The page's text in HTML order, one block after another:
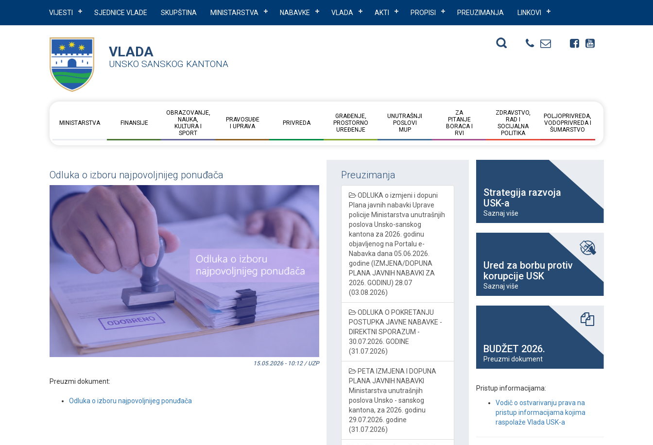
VIJESTI SJEDNICE VLADE SKUPŠTINA MINISTARSTVA NABAVKE VLADA AKTI PROPISI PREUZIMANJA LINKOVI
VLADA
UNSKO SANSKOG KANTONA
MINISTARSTVA FINANSIJE
OBRAZOVANJE,
NAUKA,
KULTURA I
SPORT
PRAVOSUĐE
I UPRAVA
PRIVREDA
GRAĐENJE,
PROSTORNO
UREĐENJE
UNUTRAŠNJI
POSLOVI
MUP
ZA
PITANJE
BORACA I
RVI
ZDRAVSTVO,
RAD I
SOCIJALNA
POLITIKA
POLJOPRIVREDA,
VODOPRIVREDA I
ŠUMARSTVO
Odluka o izboru najpovoljnijeg ponuđača
15.05.2026 - 10:12 / UZP
Preuzmi dokument:
Odluka o izboru najpovoljnijeg ponuđača
Preuzimanja
ODLUKA o izmjeni i dopuni
Plana javnih nabavki Uprave
policije Ministarstva unutrašnjih
poslova Unsko-sanskog
kantona za 2026. godinu
objavljenog na Portalu e-
Nabavka dana 05.06.2026.
godine (IZMJENA/DOPUNA
PLANA JAVNIH NABAVKI ZA
2026. GODINU) 28.07
(03.08.2026)
ODLUKA O POKRETANJU
POSTUPKA JAVNE NABAVKE -
DIREKTNI SPORAZUM -
30.07.2026. GODINE
(31.07.2026)
PETA IZMJENA I DOPUNA
PLANA JAVNIH NABAVKI
Ministarstva unutrašnjih
poslova Unsko - sanskog
kantona, za 2026. godinu
29.07.2026. godine
(31.07.2026)
Strategija razvoja
USK-a
Saznaj više
Ured za borbu protiv
korupcije USK
Saznaj više
BUDŽET 2026.
Preuzmi dokument
Pristup informacijama:
Vodič o ostvarivanju prava na
pristup informacijama kojima
raspolaže Vlada USK-a